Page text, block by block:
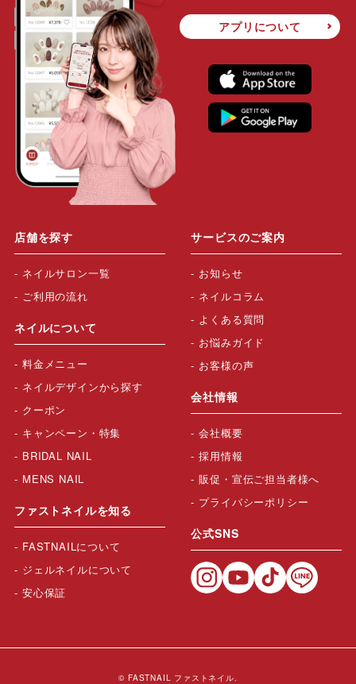
アプリについて
店舗を探す
ネイルサロン一覧
ご利用の流れ
ネイルについて
料金メニュー
ネイルデザインから探す
クーポン
キャンペーン・特集
BRIDAL NAIL
MENS NAIL
ファストネイルを知る
FASTNAILについて
ジェルネイルについて
安心保証
サービスのご案内
お知らせ
ネイルコラム
よくある質問
お悩みガイド
お客様の声
会社情報
会社概要
採用情報
販促・宣伝ご担当者様へ
プライバシーポリシー
公式SNS
© FASTNAIL ファストネイル.